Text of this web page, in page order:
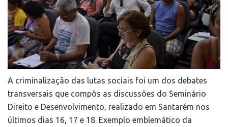
A criminalização das lutas sociais foi um dos debates
transversais que compôs as discussões do Seminário
Direito e Desenvolvimento, realizado em Santarém nos
últimos dias 16, 17 e 18. Exemplo emblemático da